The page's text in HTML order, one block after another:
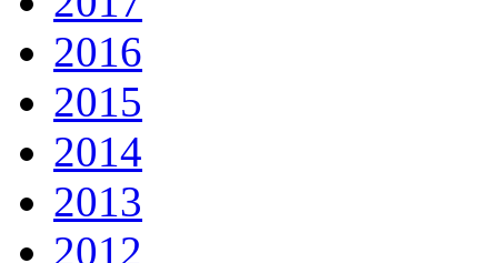
2016
2015
2014
2013
2012